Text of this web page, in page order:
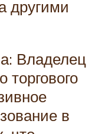
другими
Владелец
торгового
в